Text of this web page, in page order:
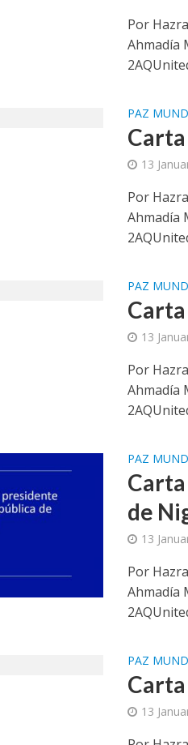
Por
Ahmadía
PAZ
13
Por
Ahmadía
PAZ
Carta
13
Por
Ahmadía
PAZ
de
13
Por
Ahmadía
PAZ
13